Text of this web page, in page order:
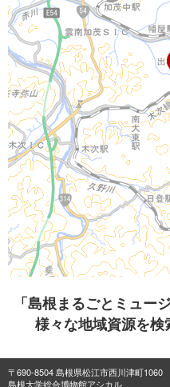
「島根まるごとミュー
様々な地域資源を検
〒690-8504 島根県松江市西川津町1060
島根大学総合博物館アシカル